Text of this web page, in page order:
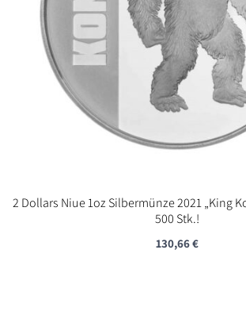
2 Dollars Niue 1oz Silbermünze 2021 „King
500 Stk.!
130,66€